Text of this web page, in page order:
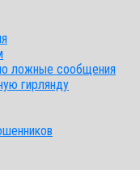
ложные сообщения
гирлянду